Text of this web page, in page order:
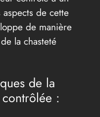
de cette
de manière
la chasteté
de la
: